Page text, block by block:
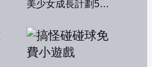
美少女成長計劃5.2中文版